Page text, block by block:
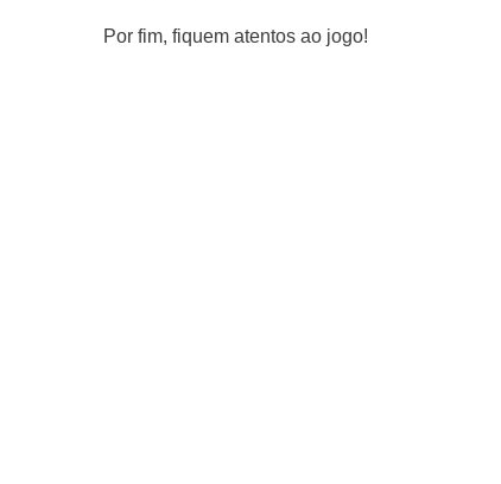
Por fim, fiquem atentos ao jogo!